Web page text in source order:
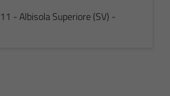
- Albisola Superiore (SV) -